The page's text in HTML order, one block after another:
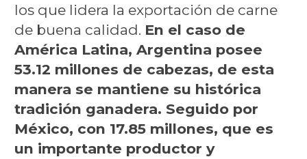
los que lidera la exportación de carne
de buena calidad. En el caso de
América Latina, Argentina posee
53.12 millones de cabezas, de esta
manera se mantiene su histórica
tradición ganadera. Seguido por
México, con 17.85 millones, que es
un importante productor y